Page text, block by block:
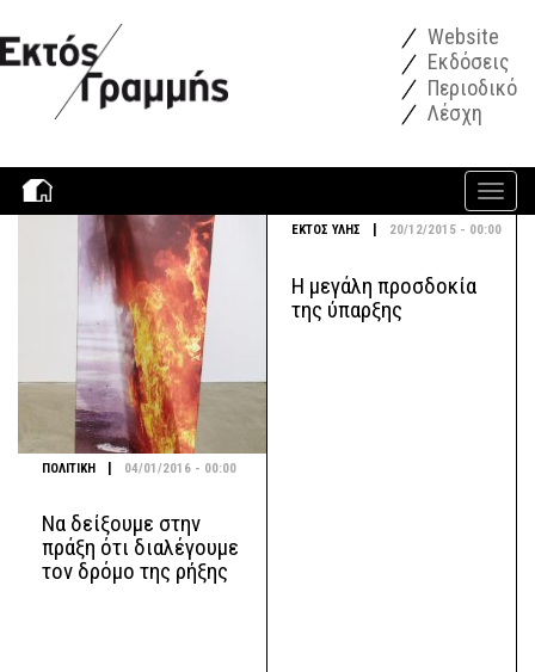
Website
Εκδόσεις
Περιοδικό
Λέσχη
Toggle
ΠΟΛΙΤΙΚΗ | 04/01/2016 - 00:00
Να δείξουμε στην
πράξη ότι διαλέγουμε
τον δρόμο της ρήξης
ΕΚΤΟΣ ΥΛΗΣ 20/12/2015 - 00:00
Η μεγάλη προσδοκία
της ύπαρξης